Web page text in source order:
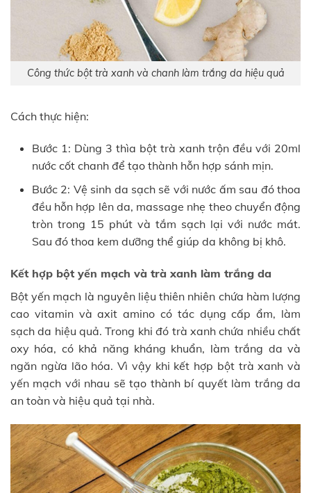
Công thức bột trà xanh và chanh làm trắng da hiệu quả
Cách thực hiện:
Bước 1: Dùng 3 thìa bột trà xanh trộn đều với 20ml
nước cốt chanh để tạo thành hỗn hợp sánh mịn.
Bước 2: Vệ sinh da sạch sẽ với nước ấm sau đó thoa
đều hỗn hợp lên da, massage nhẹ theo chuyển động
tròn trong 15 phút và tắm sạch lại với nước mát.
Sau đó thoa kem dưỡng thể giúp da không bị khô.
Kết hợp bột yến mạch và trà xanh làm trắng da
Bột yến mạch là nguyên liệu thiên nhiên chứa hàm lượng
cao vitamin và axit amino có tác dụng cấp ẩm, làm
sạch da hiệu quả. Trong khi đó trà xanh chứa nhiều chất
oxy hóa, có khả năng kháng khuẩn, làm trắng da và
ngăn ngừa lão hóa. Vì vậy khi kết hợp bột trà xanh và
yến mạch với nhau sẽ tạo thành bí quyết làm trắng da
an toàn và hiệu quả tại nhà.